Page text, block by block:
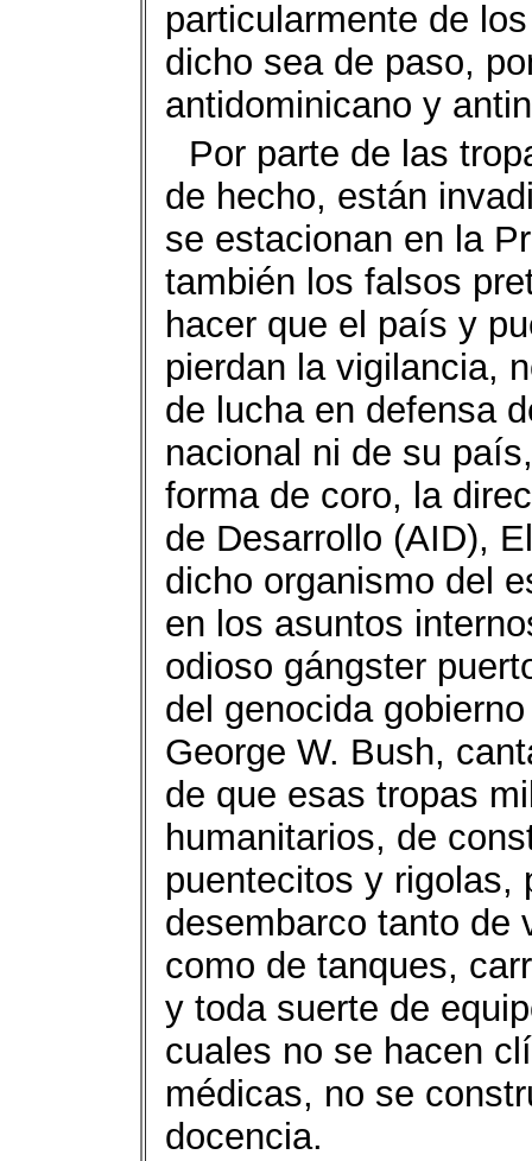
particularmente de
dicho sea de paso,
antidominicano y
Por parte de las
de hecho, están
se estacionan en la
también los falsos
hacer que el país y
pierdan la vigilancia,
de lucha en defensa
nacional ni de su
forma de coro, la
de Desarrollo (AID),
dicho organismo del
en los asuntos
odioso gángster
del genocida
George W. Bush,
de que esas tropas
humanitarios, de
puentecitos y rigolas,
desembarco tanto de
como de tanques,
y toda suerte de
cuales no se hacen
médicas, no se
docencia.